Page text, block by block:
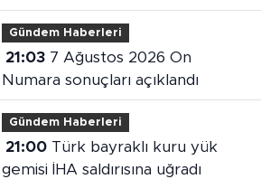
çıktı
Gündem Haberleri
21:037 Ağustos 2026 On
Numara sonuçları açıklandı
Gündem Haberleri
21:00Türk bayraklı kuru yük
gemisi İHA saldırısına uğradı